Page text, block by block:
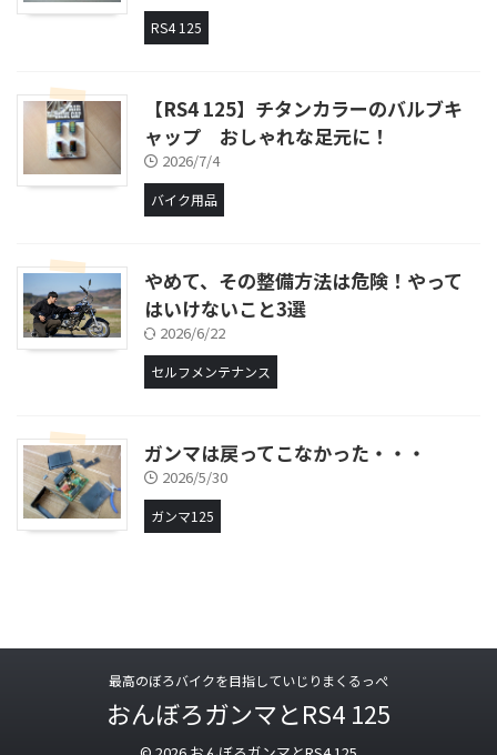
RS4 125
【RS4 125】チタンカラーのバルブキ
ャップ おしゃれな足元に！
2026/7/4
バイク用品
やめて、その整備方法は危険！やって
はいけないこと3選
2026/6/22
セルフメンテナンス
ガンマは戻ってこなかった・・・
2026/5/30
ガンマ125
最高のぼろバイクを目指していじりまくるっぺ
おんぼろガンマとRS4 125